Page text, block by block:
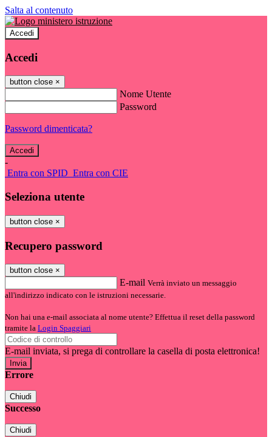
Salta al contenuto
Accedi
Accedi
button close ×
Nome Utente
Password
Password dimenticata?
-
Entra con SPID Entra con CIE
Seleziona utente
button close ×
Recupero password
button close ×
E-mail Verrà inviato un messaggio
all'indirizzo indicato con le istruzioni necessarie.
Non hai una e-mail associata al nome utente? Effettua il reset della password
tramite la Login Spaggiari
E-mail inviata, si prega di controllare la casella di posta elettronica!
Errore
Chiudi
Successo
Chiudi